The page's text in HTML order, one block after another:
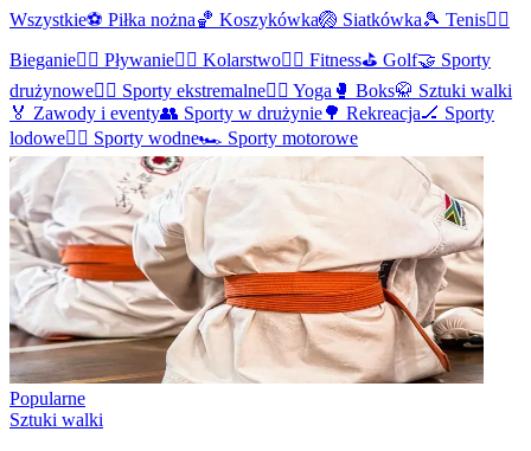
Wszystkie⚽ Piłka nożna🏀 Koszykówka🏐 Siatkówka🎾 Tenis🏃‍♂️
Bieganie🏊‍♀️ Pływanie🚴‍♀️ Kolarstwo🏋️‍♂️ Fitness⛳ Golf🤝 Sporty
drużynowe🏄‍♀️ Sporty ekstremalne🧘‍♀️ Yoga 🥊 Boks🥋 Sztuki walki
🏅 Zawody i eventy👥 Sporty w drużynie🌳 Rekreacja🏒 Sporty
lodowe🏄‍♂️ Sporty wodne🏎️ Sporty motorowe
Popularne
Sztuki walki